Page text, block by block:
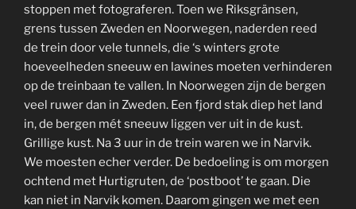
stoppen met fotograferen. Toen we Riksgränsen,
grens tussen Zweden en Noorwegen, naderden reed
de trein door vele tunnels, die ‘s winters grote
hoeveelheden sneeuw en lawines moeten verhinderen
op de treinbaan te vallen. In Noorwegen zijn de bergen
veel ruwer dan in Zweden. Een fjord stak diep het land
in, de bergen mét sneeuw liggen ver uit in de kust.
Grillige kust. Na 3 uur in de trein waren we in Narvik.
We moesten echer verder. De bedoeling is om morgen
ochtend met Hurtigruten, de ‘postboot’ te gaan. Die
kan niet in Narvik komen. Daarom gingen we met een